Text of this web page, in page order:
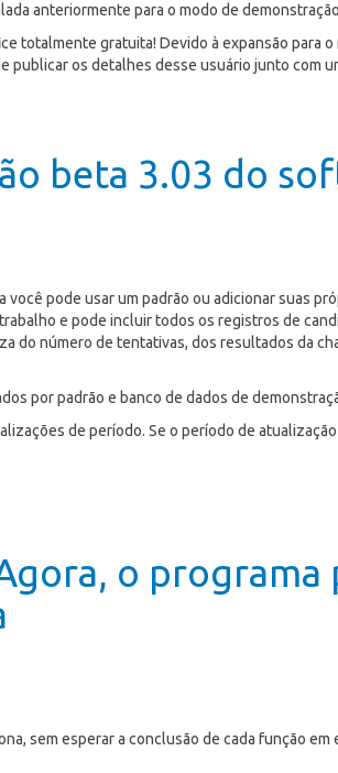
anteriormente para o modo de
totalmente gratuita! Devido à expansão para
publicar os detalhes desse usuário junto com
beta 3.03 do
pode usar um padrão ou adicionar suas
e pode incluir todos os registros de
do número de tentativas, dos resultados da
por padrão e banco de dados de
de período. Se o período de
o programa
sem esperar a conclusão de cada função